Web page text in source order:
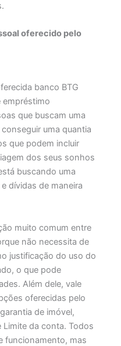
oferecido pelo
banco BTG
empréstimo
que buscam uma
uma quantia
que podem incluir
dos seus sonhos
buscando uma
dívidas de maneira
muito comum entre
não necessita de
justificação do uso do
o que pode
Além dele, vale
oferecidas pelo
de imóvel,
da conta. Todos
funcionamento, mas